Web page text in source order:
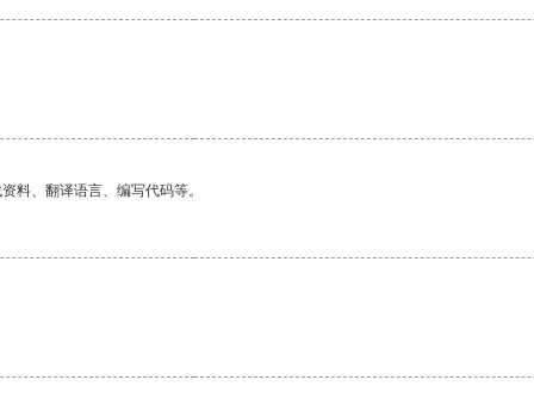
料、翻译语言、编写代码等。